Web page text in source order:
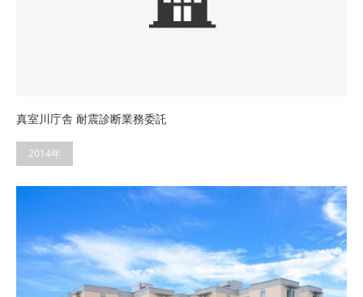
真室川庁舎 耐震診断業務委託
2014年